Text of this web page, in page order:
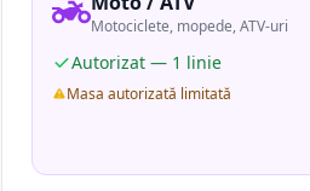
Motociclete, mopede, ATV-uri
Autorizat — 1 linie
Masa autorizată limitată